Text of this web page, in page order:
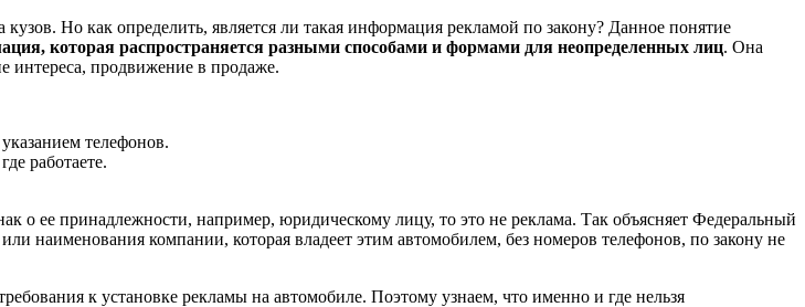
Но как определить, является ли такая информация рекламой по закону? Данное понятие
которая распространяется разными способами и формами для неопределенных лиц. Она
интереса, продвижение в продаже.
телефонов.
работаете.
о ее принадлежности, например, юридическому лицу, то это не реклама. Так объясняет Федеральный
наименования компании, которая владеет этим автомобилем, без номеров телефонов, по закону не
к установке рекламы на автомобиле. Поэтому узнаем, что именно и где нельзя